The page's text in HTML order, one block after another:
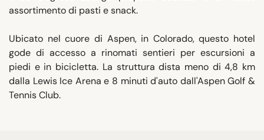
assortimento di pasti e snack.
Ubicato nel cuore di Aspen, in Colorado, questo hotel
gode di accesso a rinomati sentieri per escursioni a
piedi e in bicicletta. La struttura dista meno di 4,8 km
dalla Lewis Ice Arena e 8 minuti d'auto dall'Aspen Golf &
Tennis Club.